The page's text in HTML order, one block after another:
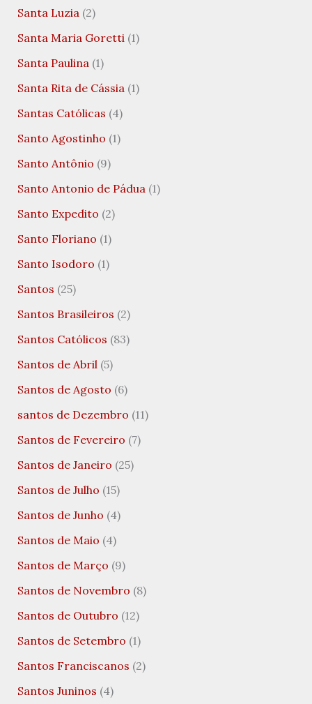
Santa Luzia(2)
Santa Maria Goretti(1)
Santa Paulina(1)
Santa Rita de Cássia(1)
Santas Católicas (4)
Santo Agostinho (1)
Santo Antônio (9)
Santo Antonio de Pádua(1)
Santo Expedito (2)
Santo Floriano (1)
Santo Isodoro (1)
Santos (25)
Santos Brasileiros (2)
Santos Católicos (83)
Santos de Abril(5)
Santos de Agosto (6)
santos de Dezembro (11)
Santos de Fevereiro (7)
Santos de Janeiro (25)
Santos de Julho (15)
Santos de Junho (4)
Santos de Maio (4)
Santos de Março (9)
Santos de Novembro (8)
Santos de Outubro (12)
Santos de Setembro (1)
Santos Franciscanos (2)
Santos Juninos (4)